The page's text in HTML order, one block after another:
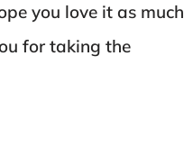
you love it as much
for taking the